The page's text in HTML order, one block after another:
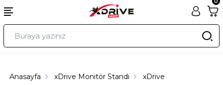
Anasayfa xDrive Monitör Standı xDrive